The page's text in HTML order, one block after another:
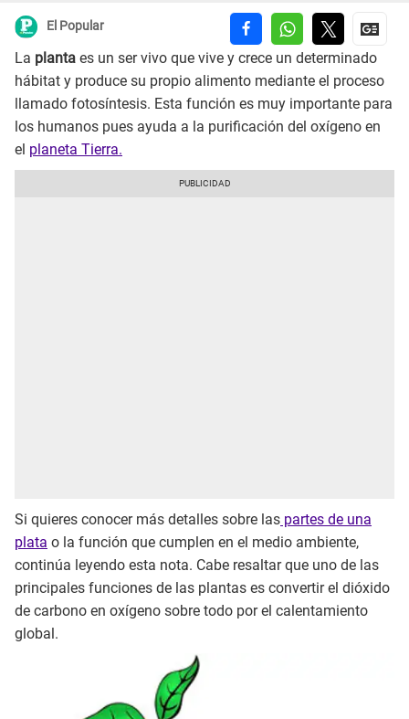
El Popular
La planta es un ser vivo que vive y crece un determinado
hábitat y produce su propio alimento mediante el proceso
llamado fotosíntesis. Esta función es muy importante para
los humanos pues ayuda a la purificación del oxígeno en
el planeta Tierra.
Si quieres conocer más detalles sobre las partes de una
plata o la función que cumplen en el medio ambiente,
continúa leyendo esta nota. Cabe resaltar que uno de las
principales funciones de las plantas es convertir el dióxido
de carbono en oxígeno sobre todo por el calentamiento
global.